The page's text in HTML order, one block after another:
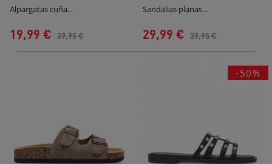
Alpargatas cuña...
19,99 € 39,95 €
Sandalias planas...
29,99 € 39,95 €
-50%